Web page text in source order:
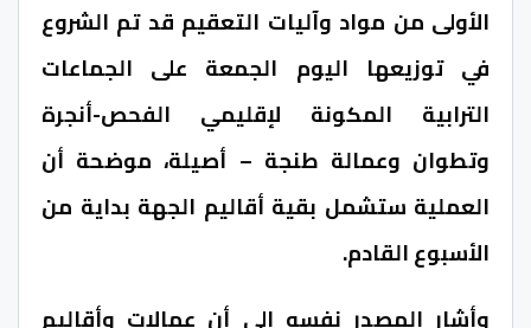
الأولى من مواد وآليات التعقيم قد تم الشروع
في توزيعها اليوم الجمعة على الجماعات
الترابية المكونة لإقليمي الفحص-أنجرة
وتطوان وعمالة طنجة – أصيلة، موضحة أن
العملية ستشمل بقية أقاليم الجهة بداية من
الأسبوع القادم.
وأشار المصدر نفسه إلى أن عمالات وأقاليم